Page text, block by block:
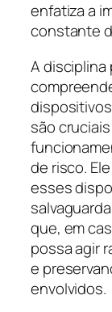
enfatiza a
constante
A disciplina
são
de risco.
esses
que, em
possa agir
e
envolvidos.